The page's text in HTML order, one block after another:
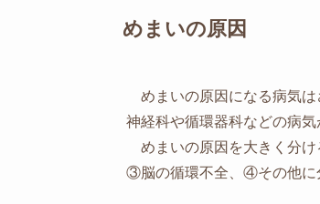
めまいの原因
めまいの原因になる病気は
神経科や循環器科などの病気
めまいの原因を大きく分け
③脳の循環不全、④その他に